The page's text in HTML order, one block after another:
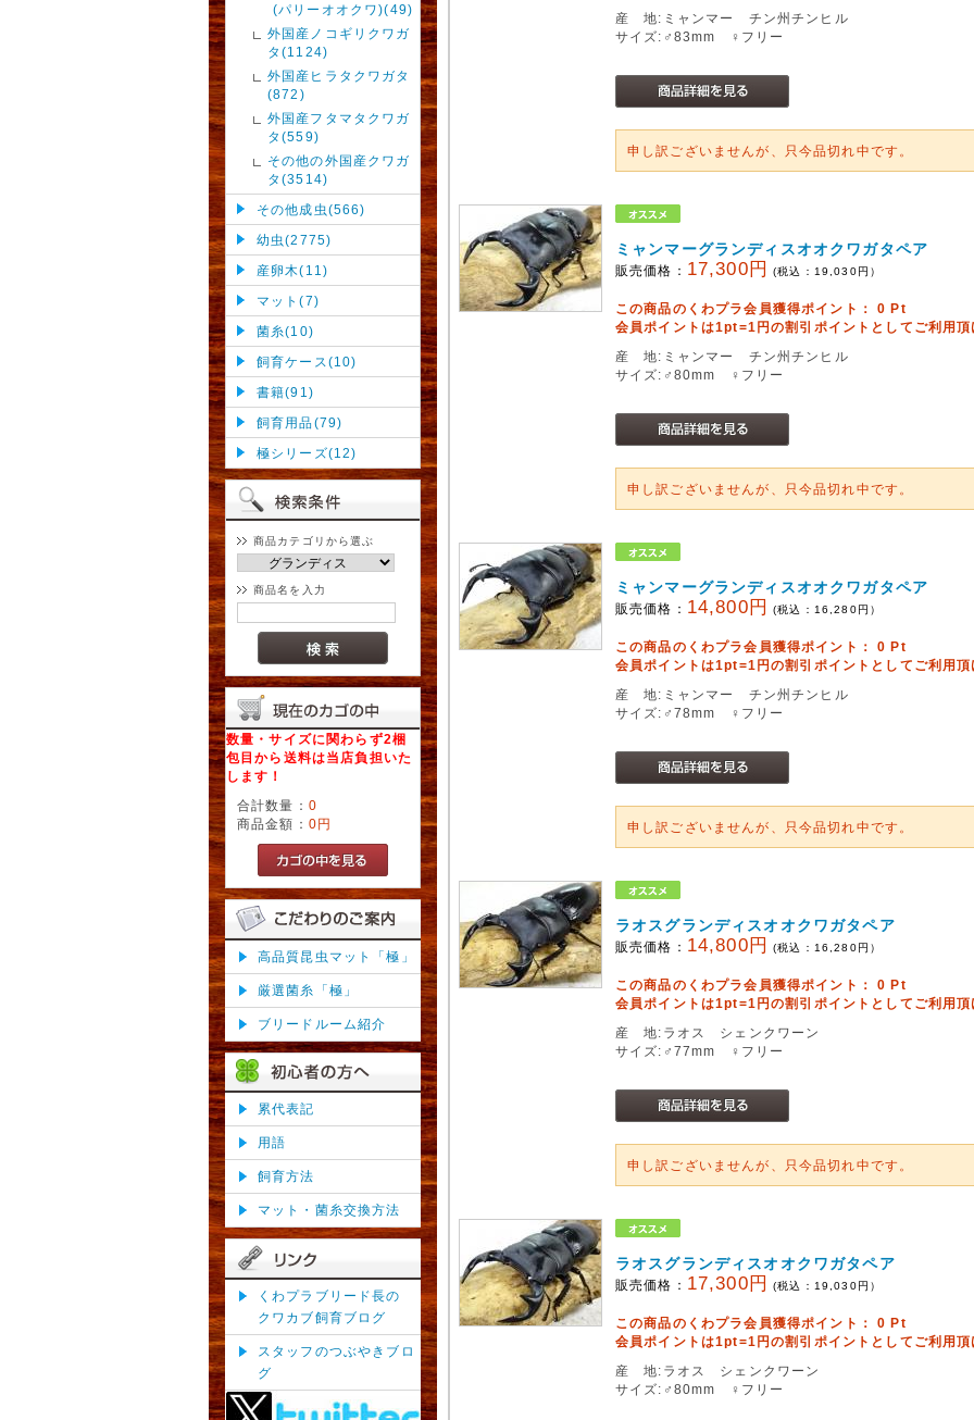
(パリーオオクワ)(49)
外国産ノコギリクワガ
タ(1124)
外国産ヒラタクワガタ
(872)
外国産フタマタクワガ
タ(559)
その他の外国産クワガ
タ(3514)
その他成虫(566)
幼虫(2775)
産卵木(11)
マット(7)
菌糸(10)
飼育ケース(10)
書籍(91)
飼育用品(79)
極シリーズ(12)
商品カテゴリから選ぶ
商品名を入力
数量・サイズに関わらず2梱
包目から送料は当店負担いた
します！
合計数量： 0
商品金額： 0円
高品質昆虫マット「極」
厳選菌糸「極」
ブリードルーム紹介
累代表記
用語
飼育方法
マット・菌糸交換方法
くわプラブリード長の
クワカブ飼育ブログ
スタッフのつぶやきブロ
グ
産 地:ミャンマー チン州チンヒル
サイズ:♂83mm ♀フリー
申し訳ございませんが、只今品切れ中です。
ミャンマーグランディスオオクワガタペア
販売価格： 17,300円 (税込： 19,030円）
この商品のくわプラ会員獲得ポイント：0 Pt
会員ポイントは1pt=1円の割引ポイントとしてご利用頂
産 地:ミャンマー チン州チンヒル
サイズ:♂80mm ♀フリー
申し訳ございませんが、只今品切れ中です。
ミャンマーグランディスオオクワガタペア
販売価格： 14,800円 (税込： 16,280円）
この商品のくわプラ会員獲得ポイント：0 Pt
会員ポイントは1pt=1円の割引ポイントとしてご利用頂
産 地:ミャンマー チン州チンヒル
サイズ:♂78mm ♀フリー
申し訳ございませんが、只今品切れ中です。
ラオスグランディスオオクワガタペア
販売価格： 14,800円 (税込： 16,280円）
この商品のくわプラ会員獲得ポイント：0 Pt
会員ポイントは1pt=1円の割引ポイントとしてご利用頂
産 地:ラオス シェンクワーン
サイズ:♂77mm ♀フリー
申し訳ございませんが、只今品切れ中です。
ラオスグランディスオオクワガタペア
販売価格： 17,300円 (税込： 19,030円）
この商品のくわプラ会員獲得ポイント：0 Pt
会員ポイントは1pt=1円の割引ポイントとしてご利用頂
産 地:ラオス シェンクワーン
サイズ:♂80mm ♀フリー